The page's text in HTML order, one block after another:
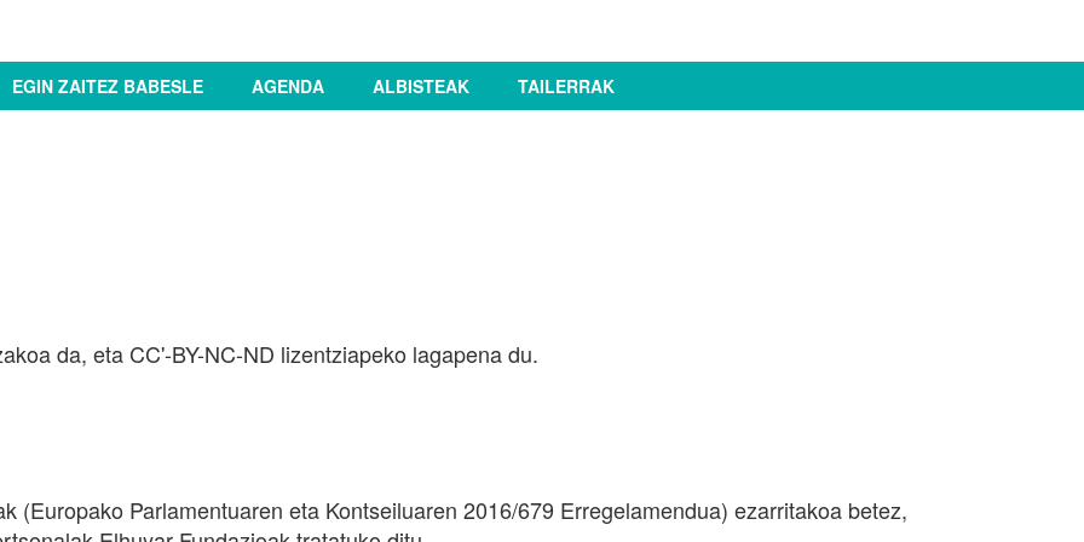
EGIN ZAITEZ BABESLE AGENDA ALBISTEAK TAILERRAK
da, eta CC'-BY-NC-ND lizentziapeko lagapena du.
(Europako Parlamentuaren eta Kontseiluaren 2016/679 Erregelamendua) ezarritakoa betez,